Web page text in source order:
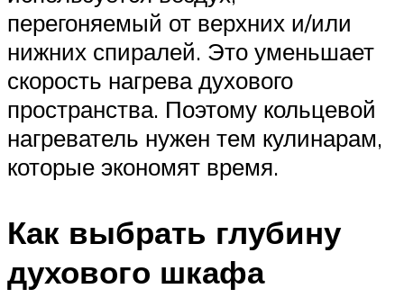
перегоняемый от верхних и/или
нижних спиралей. Это уменьшает
скорость нагрева духового
пространства. Поэтому кольцевой
нагреватель нужен тем кулинарам,
которые экономят время.
Как выбрать глубину
духового шкафа